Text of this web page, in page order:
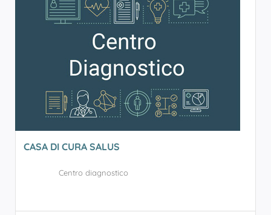
CASA DI CURA SALUS
Centro diagnostico